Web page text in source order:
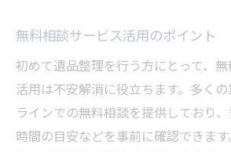
無料相談サービス活用のポイント
初めて遺品整理を行う方にとって、
活用は不安解消に役立ちます。多く
ラインでの無料相談を提供しており、
時間の目安などを事前に確認できま